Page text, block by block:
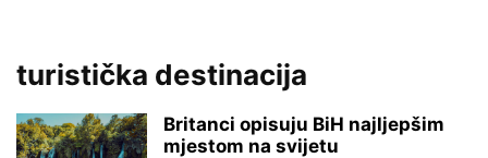
turistička destinacija
Britanci opisuju BiH najljepšim
mjestom na svijetu